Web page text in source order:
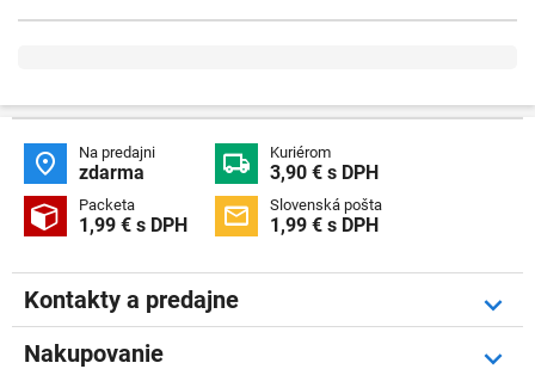
 Na predajni
zdarma  Kuriérom
3,90 € s DPH
 Packeta
1,99 € s DPH  Slovenská pošta
1,99 € s DPH
Kontakty a predajne
Nakupovanie